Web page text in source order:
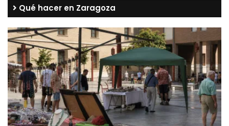
Qué hacer en Zaragoza